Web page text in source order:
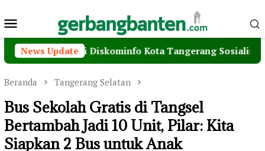
ke
Menu
Mobile
News Update
Diskominfo Kota Tangerang Sosialisasikan Pilih
Beranda Tangerang Selatan
Bus Sekolah Gratis di Tangsel
Bertambah Jadi 10 Unit, Pilar: Kita
Siapkan 2 Bus untuk Anak